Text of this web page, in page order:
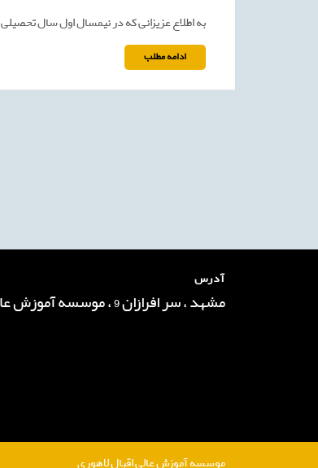
به اطلاع عزیزانی که در نیمسال اول سال تحصیلی 1404-1403 درس پایان‌نامه را انتخاب کرده‌اند می‌رساند، آخرین مهلت دفاع از ...
ادامه مطلبادامه
مطلب
آدرس
مشهد ، سر افرازان 9 ، موسسه آموزش عالی اقبال لاهوری
موسسه آموزش عالی اقبال لاهوری